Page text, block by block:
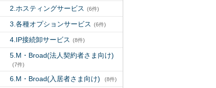
2.ホスティングサービス (6件)
3.各種オプションサービス (6件)
4.IP接続卸サービス (8件)
5.M・Broad(法人契約者さま向け)
(7件)
6.M・Broad(入居者さま向け) (8件)